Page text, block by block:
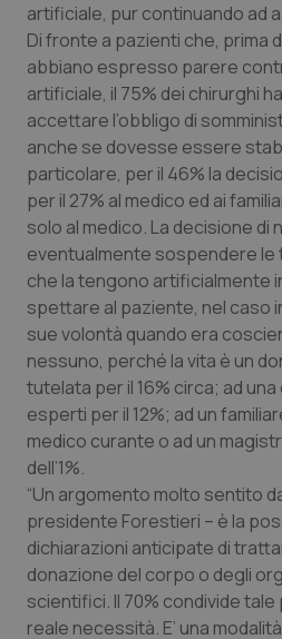
Toscana
Umbria
Valle D’Aosta
Veneto
Obesità
Oftalmologia
Oncodermatologia
Oncoematologia
Oncologia & Nutrizione
Psoriasi & pelle
Quotidiano Cardiologia
Quotidiano Chirurgia
Quotidiano Oncologia
Quotidiano Pediatria
Rene & patologie
artificiale, pur continuando ad
Di fronte a pazienti che, prima
abbiano espresso parere
artificiale, il 75% dei chirurghi
accettare l’obbligo di
anche se dovesse essere
particolare, per il 46% la
per il 27% al medico ed ai
solo al medico. La decisione di
eventualmente sospendere le
che la tengono artificialmente
spettare al paziente, nel caso
sue volontà quando era
nessuno, perché la vita è un
tutelata per il 16% circa; ad
esperti per il 12%; ad un
medico curante o ad un
dell’1%.
“Un argomento molto sentito
presidente Forestieri – è la
dichiarazioni anticipate di
donazione del corpo o degli
scientifici. Il 70% condivide
reale necessità. E’ una